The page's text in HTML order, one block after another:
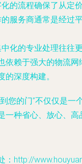
化的流程确保了从定
的服务商通常是经过
中化的专业处理往往
依赖于强大的物流
深度构建。
您的门”不仅仅是
一种省心、放心、
：http://